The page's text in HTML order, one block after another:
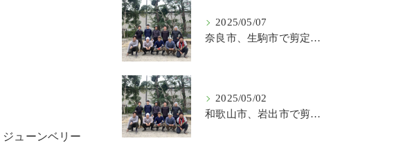
ューンベリー
2025/05/07
奈良市、生駒市で剪定、伐採、草刈りの作業を頼むなら はなまる造園
2025/05/02
和歌山市、岩出市で剪定、伐採、草刈りの作業を頼むなら はなまる造園